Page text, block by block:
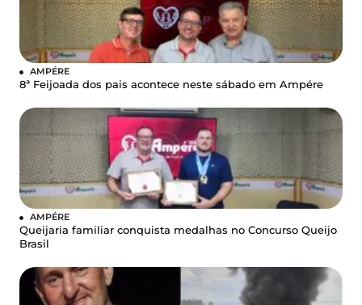
AMPÉRE
8ª Feijoada dos pais acontece neste sábado em Ampére
AMPÉRE
Queijaria familiar conquista medalhas no Concurso Queijo
Brasil